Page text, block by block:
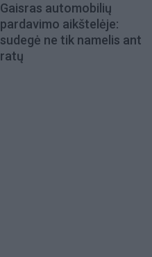
Gaisras automobilių
pardavimo aikštelėje:
sudegė ne tik namelis ant
ratų